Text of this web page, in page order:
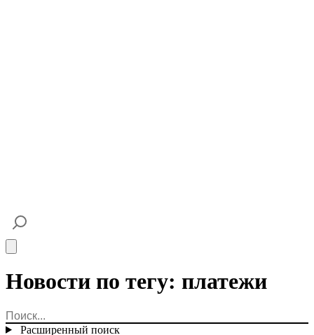
Новости по тегу: платежи
Расширенный поиск